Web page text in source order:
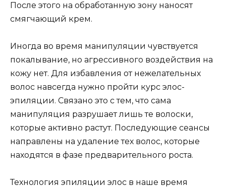
После этого на обработанную зону наносят
смягчающий крем.
Иногда во время манипуляции чувствуется
покалывание, но агрессивного воздействия на
кожу нет. Для избавления от нежелательных
волос навсегда нужно пройти курс элос-
эпиляции. Связано это с тем, что сама
манипуляция разрушает лишь те волоски,
которые активно растут. Последующие сеансы
направлены на удаление тех волос, которые
находятся в фазе предварительного роста.
Технология эпиляции элос в наше время